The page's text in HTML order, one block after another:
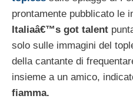
prontamente pubblicato le
Italiaâ€™s got talent
solo sulle immagini del
della cantante di
insieme a un amico,
fiamma.